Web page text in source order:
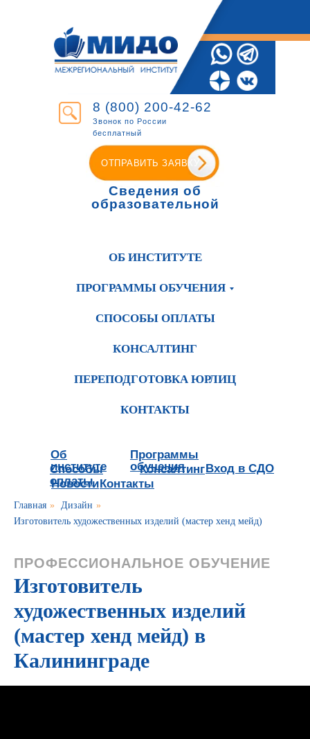
8 (800) 200-42-62
Звонок по России
бесплатный
ОТПРАВИТЬ ЗАЯВКУ
Сведения об
образовательной
ОБ ИНСТИТУТЕ
ПРОГРАММЫ ОБУЧЕНИЯ
СПОСОБЫ ОПЛАТЫ
КОНСАЛТИНГ
ПЕРЕПОДГОТОВКА ЮРЛИЦ
КОНТАКТЫ
Об
институте
Программы
обучения
Способы
оплаты
Консалтинг
Новости
Вход в СДО
Контакты
Главная » Дизайн »
Изготовитель художественных изделий (мастер хенд мейд)
ПРОФЕССИОНАЛЬНОЕ ОБУЧЕНИЕ
Изготовитель
художественных изделий
(мастер хенд мейд) в
Калининграде